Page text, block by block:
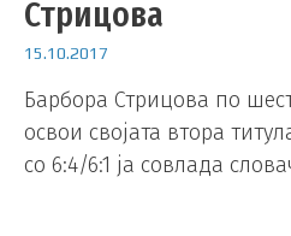
Стрицова
15.10.2017
Барбора Стрицова по
освои својата втора
со 6:4/6:1 ја совлада